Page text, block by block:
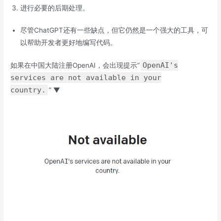
进行必要的后期处理。
尽管ChatGPT还有一些缺点，但它仍然是一个强大的工具，可
以帮助开发者更好地编写代码。
如果在中国大陆注册OpenAI，会出现提示“ OpenAI's
services are not available in your
country. ” ▼